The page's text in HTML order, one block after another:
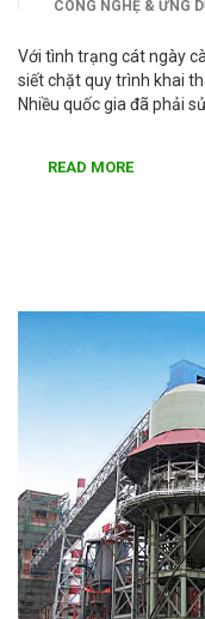
CÔNG NGHỆ & ỨNG
Với tình trạng cát ngày
siết chặt quy trình khai
Nhiều quốc gia đã phải
READ MORE